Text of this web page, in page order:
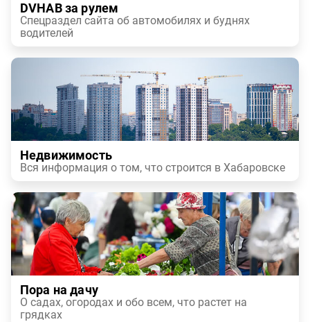
DVHAB за рулем
Спецраздел сайта об автомобилях и буднях
водителей
Недвижимость
Вся информация о том, что строится в Хабаровске
Пора на дачу
О садах, огородах и обо всем, что растет на
грядках